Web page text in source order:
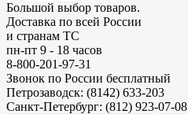
Большой выбор товаров.
Доставка по всей России
и странам ТС
пн-пт 9 - 18 часов
8-800-201-97-31
Звонок по России бесплатный
Петрозаводск: (8142) 633-203
Санкт-Петербург: (812) 923-07-08